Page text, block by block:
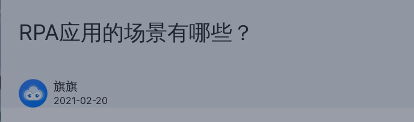
RPA应用的场景有哪些？
旗旗
2021-02-20